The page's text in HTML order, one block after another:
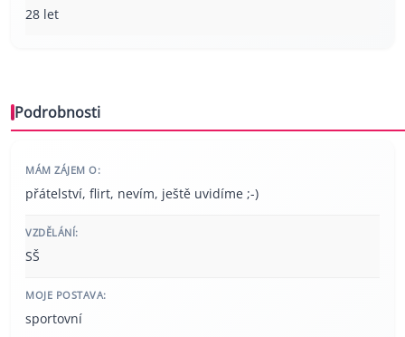
28 let
Podrobnosti
MÁM ZÁJEM O:
přátelství, flirt, nevím, ještě uvidíme ;-)
VZDĚLÁNÍ:
SŠ
MOJE POSTAVA:
sportovní